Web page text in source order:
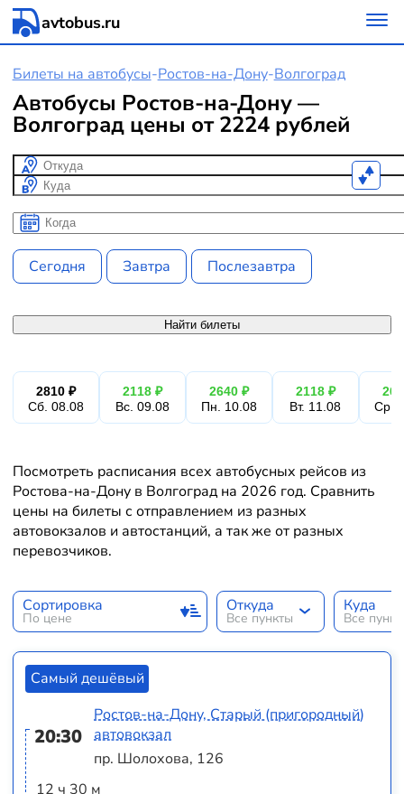
avtobus.ru
Билеты на автобусы-Ростов-на-Дону-Волгоград
Автобусы Ростов-на-Дону —
Волгоград цены от 2224 рублей
Откуда
Куда
Когда
Когда
Сегодня Завтра Послезавтра
Найти билеты
2810 ₽
Сб. 08.08
2118 ₽
Вс. 09.08
2640 ₽
Пн. 10.08
2118 ₽
Вт. 11.08
Ср.
Посмотреть расписания всех автобусных рейсов из
Ростова-на-Дону в Волгоград на 2026 год. Сравнить
цены на билеты с отправлением из разных
автовокзалов и автостанций, а так же от разных
перевозчиков.
Сортировка
По цене
Откуда
Все пункты
Куда
Все
Самый дешёвый
20:30
12 ч 30 м
Ростов-на-Дону, Старый (пригородный)
автовокзал
пр. Шолохова, 126